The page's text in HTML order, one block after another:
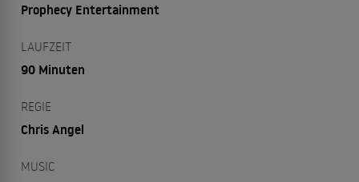
Prophecy Entertainment
LAUFZEIT
90 Minuten
REGIE
Chris Angel
MUSIC